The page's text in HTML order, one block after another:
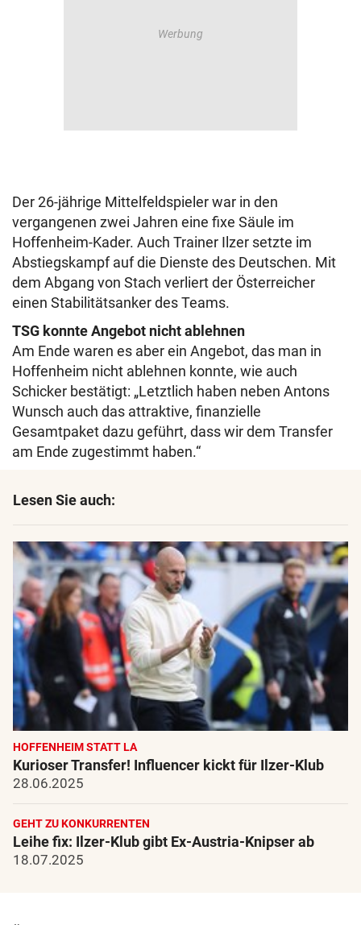
Der 26-jährige Mittelfeldspieler war in den
vergangenen zwei Jahren eine fixe Säule im
Hoffenheim-Kader. Auch Trainer Ilzer setzte im
Abstiegskampf auf die Dienste des Deutschen. Mit
dem Abgang von Stach verliert der Österreicher
einen Stabilitätsanker des Teams.
TSG konnte Angebot nicht ablehnen
Am Ende waren es aber ein Angebot, das man in
Hoffenheim nicht ablehnen konnte, wie auch
Schicker bestätigt: „Letztlich haben neben Antons
Wunsch auch das attraktive, finanzielle
Gesamtpaket dazu geführt, dass wir dem Transfer
am Ende zugestimmt haben.“
Lesen Sie auch:
HOFFENHEIM STATT LA
Kurioser Transfer! Influencer kickt für Ilzer-Klub
28.06.2025
GEHT ZU KONKURRENTEN
Leihe fix: Ilzer-Klub gibt Ex-Austria-Knipser ab
18.07.2025